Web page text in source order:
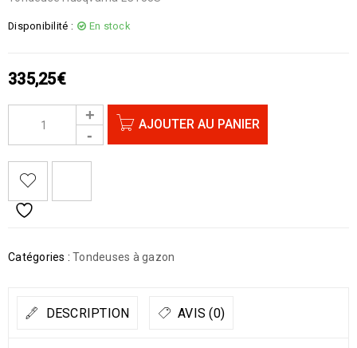
Disponibilité : En stock
335,25€
AJOUTER AU PANIER
Catégories : Tondeuses à gazon
DESCRIPTION AVIS (0)